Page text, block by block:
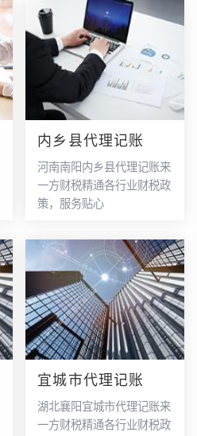
内乡县代理记账
河南南阳内乡县代理记账来
一方财税精通各行业财税政
策，服务贴心
宜城市代理记账
湖北襄阳宜城市代理记账来
一方财税精通各行业财税政